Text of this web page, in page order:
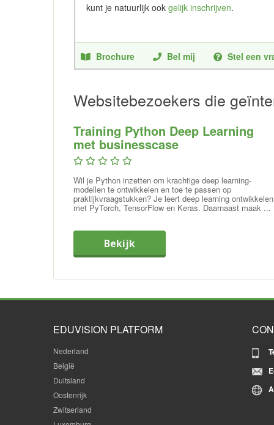
kunt je natuurlijk ook gelijk inschrijven.
Brochure Bel mij Stel een
Websitebezoekers die
Training Python Deep Learning
met businesscase
Wil je Python inzetten om krachtige deep learning-
modellen te ontwikkelen en toe te passen op
praktijkvraagstukken? Je leert deep learning ontwikkelen
met PyTorch, TensorFlow en Keras. Daarnaast maak ...
Bekijk
EDUVISION PLATFORM
Nederland
België
Duitsland
Oostenrijk
Zwitserland